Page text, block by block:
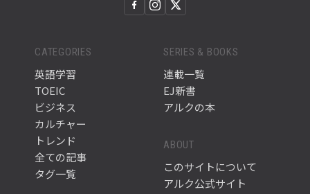
CATEGORIES
英語学習
TOEIC
ビジネス
カルチャー
トレンド
全ての記事
タグ一覧
SERIES & BOOKS
連載一覧
EJ新書
アルクの本
ABOUT
このサイトについて
アルク公式サイト